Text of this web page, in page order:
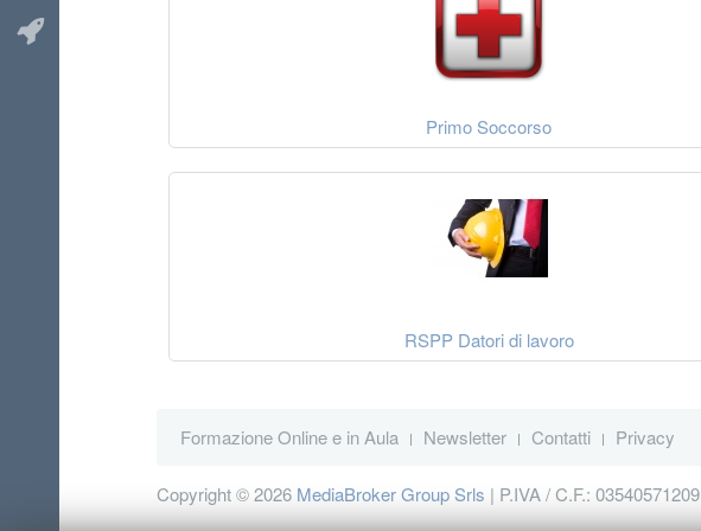
Manager UNI
Primo Soccorso
RSPP Datori di lavoro
Formazione Online e in Aula Newsletter Contatti Privacy
Copyright © 2026 MediaBroker Group Srls | P.IVA / C.F.: 03540571209